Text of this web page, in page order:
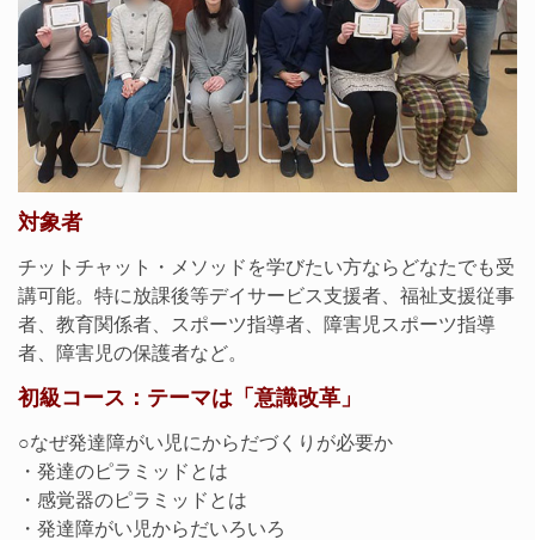
対象者
チットチャット・メソッドを学びたい方ならどなたでも受
講可能。特に放課後等デイサービス支援者、福祉支援従事
者、教育関係者、スポーツ指導者、障害児スポーツ指導
者、障害児の保護者など。
初級コース：テーマは「意識改革」
○なぜ発達障がい児にからだづくりが必要か
・発達のピラミッドとは
・感覚器のピラミッドとは
・発達障がい児からだいろいろ